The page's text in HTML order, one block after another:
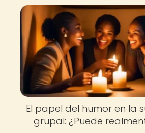
El papel del humor en la
grupal: ¿Puede